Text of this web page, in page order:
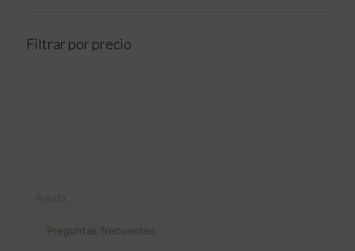
Filtrar por precio
Ayuda
Preguntas frecuentes